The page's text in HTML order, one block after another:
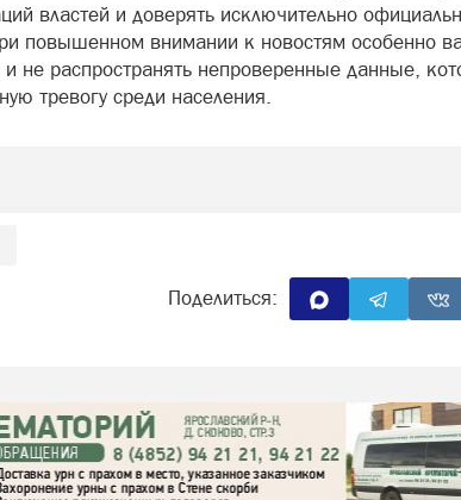
властей и доверять исключительно
повышенном внимании к новостям особенно
не распространять непроверенные данные,
тревогу среди населения.
Поделиться: